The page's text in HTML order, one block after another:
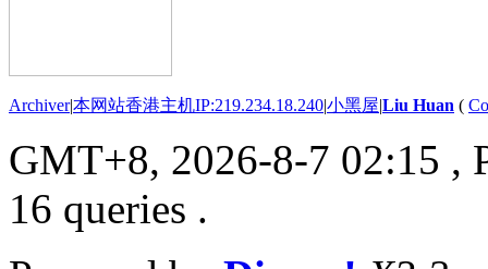
Archiver|本网站香港主机IP:219.234.18.240|小黑屋|Liu Huan (
GMT+8, 2026-8-7 02:15 ,
16 queries .